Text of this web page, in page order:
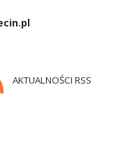
AKTUALNOŚCI RSS